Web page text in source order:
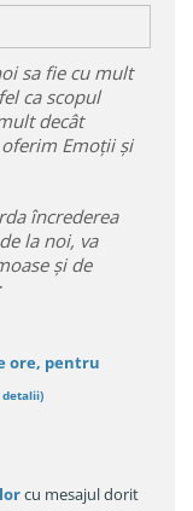
sa fie cu mult
ca scopul
decât
Emoții și
încrederea
la noi, va
și de
ore, pentru
detalii)
cu mesajul dorit